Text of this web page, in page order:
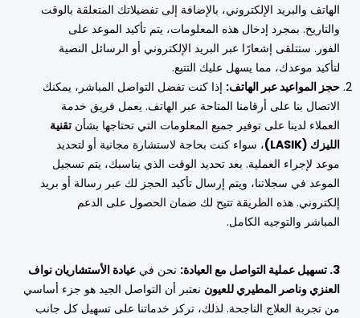
الهاتف والبريد الإلكتروني، بالإضافة إلى تفضيلاتك المتعلقة بالوقت
والتاريخ. بمجرد إدخال هذه المعلومات، يتم تأكيد الموعد على
الفور. ستتلقى إشعارًا عبر البريد الإلكتروني أو الرسائل النصية
لتأكيد موعدك، مما يسهل عليك التتبع.
حجز المواعيد عبر الهاتف: إذا كنت تفضل التواصل المباشر، يمكنك
الاتصال بنا على أرقامنا المتاحة عبر الهاتف. يعمل فريق خدمة
العملاء لدينا على توفير جميع المعلومات التي تحتاجها بشأن تقنية
الليزك (LASIK)
، سواء كنت بحاجة لاستشارة مجانية أو لتحديد
موعد لإجراء العملية. بعد تحديد الوقت الذي يناسبك، يتم تسجيل
الموعد في سجلاتنا، ويتم إرسال تأكيد الحجز لك عبر رسالة أو بريد
إلكتروني. هذه الطريقة تتيح لك ضمان الحصول على الدعم
المباشر والتوجيه الكامل.
3. تسهيل عملية التواصل مع العيادة: نحن في عيادة الأستشاريان نواف
العنزي وناصر المطيري للعيون نعتبر أن التواصل الجيد هو جزء أساسي
من تجربة العلاج الناجحة. لذلك، تركز خدماتنا على تسهيل كل جانب